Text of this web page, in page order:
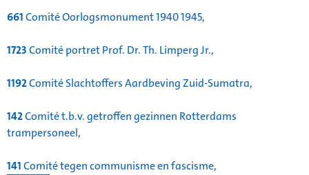
661Comité Oorlogsmonument 1940 1945,
1723Comité portret Prof. Dr. Th. Limperg Jr.,
1192Comité Slachtoffers Aardbeving Zuid-Sumatra,
142Comité t.b.v. getroffen gezinnen Rotterdams
trampersoneel,
141Comité tegen communisme en fascisme,